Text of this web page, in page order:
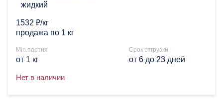
жидкий
1532 ₽/кг
продажа по 1 кг
Min.партия
от 1 кг
Срок отгрузки
от 6 до 23 дней
Нет в наличии